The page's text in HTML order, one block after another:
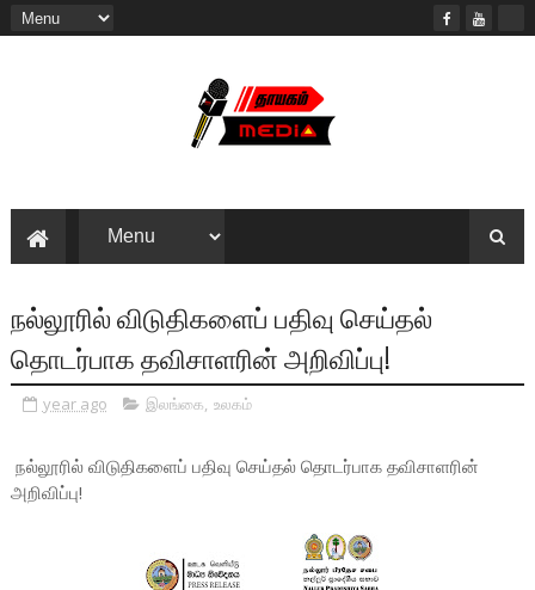
நல்லூரில் விடுதிகளைப் பதிவு செய்தல்
தொடர்பாக தவிசாளரின் அறிவிப்பு!
year ago இலங்கை, உலகம்
நல்லூரில் விடுதிகளைப் பதிவு செய்தல் தொடர்பாக தவிசாளரின்
அறிவிப்பு!